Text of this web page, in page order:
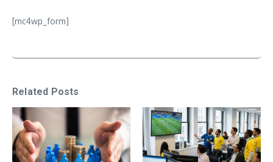
[mc4wp_form]
Related Posts